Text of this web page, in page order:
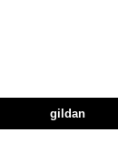
gildan